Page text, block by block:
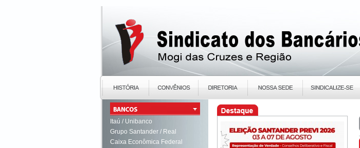
Itaú / Unibanco
Grupo Santander / Real
Caixa Econômica Federal